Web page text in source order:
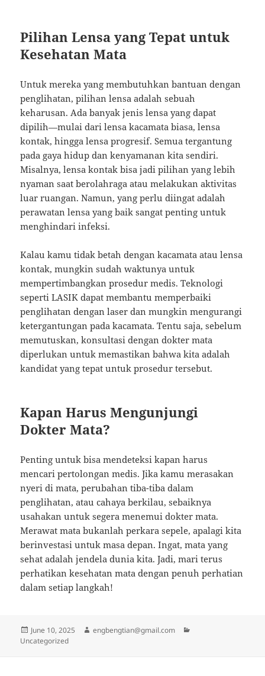
Pilihan Lensa yang Tepat untuk
Kesehatan Mata
Untuk mereka yang membutuhkan bantuan dengan
penglihatan, pilihan lensa adalah sebuah
keharusan. Ada banyak jenis lensa yang dapat
dipilih—mulai dari lensa kacamata biasa, lensa
kontak, hingga lensa progresif. Semua tergantung
pada gaya hidup dan kenyamanan kita sendiri.
Misalnya, lensa kontak bisa jadi pilihan yang lebih
nyaman saat berolahraga atau melakukan aktivitas
luar ruangan. Namun, yang perlu diingat adalah
perawatan lensa yang baik sangat penting untuk
menghindari infeksi.
Kalau kamu tidak betah dengan kacamata atau lensa
kontak, mungkin sudah waktunya untuk
mempertimbangkan prosedur medis. Teknologi
seperti LASIK dapat membantu memperbaiki
penglihatan dengan laser dan mungkin mengurangi
ketergantungan pada kacamata. Tentu saja, sebelum
memutuskan, konsultasi dengan dokter mata
diperlukan untuk memastikan bahwa kita adalah
kandidat yang tepat untuk prosedur tersebut.
Kapan Harus Mengunjungi
Dokter Mata?
Penting untuk bisa mendeteksi kapan harus
mencari pertolongan medis. Jika kamu merasakan
nyeri di mata, perubahan tiba-tiba dalam
penglihatan, atau cahaya berkilau, sebaiknya
usahakan untuk segera menemui dokter mata.
Merawat mata bukanlah perkara sepele, apalagi kita
berinvestasi untuk masa depan. Ingat, mata yang
sehat adalah jendela dunia kita. Jadi, mari terus
perhatikan kesehatan mata dengan penuh perhatian
dalam setiap langkah!
Posted
on
June 10, 2025 Author
engbengtian@gmail.com
Uncategorized